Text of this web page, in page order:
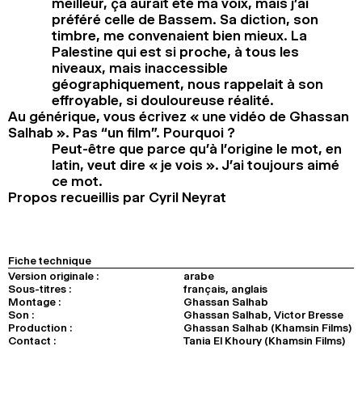
préféré celle de Bassem. Sa diction, son
timbre, me convenaient bien mieux. La
Palestine qui est si proche, à tous les
niveaux, mais inaccessible
géographiquement, nous rappelait à son
effroyable, si douloureuse réalité.
Au générique, vous écrivez « une vidéo de Ghassan
Salhab ». Pas “un film”. Pourquoi ?
Peut-être que parce qu’à l’origine le mot, en
latin, veut dire « je vois ». J’ai toujours aimé
ce mot.
Propos recueillis par Cyril Neyrat
Fiche technique
Version originale :
arabe
Sous-titres :
français, anglais
Montage :
Ghassan Salhab
Son :
Ghassan Salhab, Victor Bresse
Production :
Ghassan Salhab (Khamsin Films)
Contact :
Tania El Khoury (Khamsin Films)